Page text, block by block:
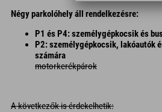
Négy parkolóhely áll rendelkezésre:
P1 és P4:személygépkocsik és
P2:személygépkocsik, lakóautók
számára
motorkerékpárok
A következők is érdekelhetik: